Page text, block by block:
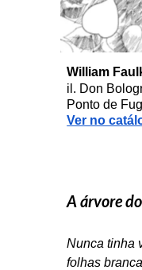
William
il. Don
Ponto de
Ver no
A árvore
Nunca tinha
folhas